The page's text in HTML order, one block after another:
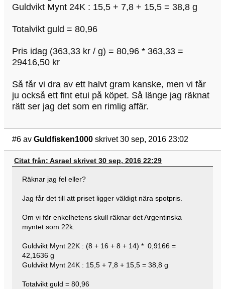
Guldvikt Mynt 24K : 15,5 + 7,8 + 15,5 = 38,8 g
Totalvikt guld = 80,96
Pris idag (363,33 kr / g) = 80,96 * 363,33 =
29416,50 kr
Så får vi dra av ett halvt gram kanske, men vi får
ju också ett fint etui på köpet. Så länge jag räknat
rätt ser jag det som en rimlig affär.
#6 av Guldfisken1000 skrivet 30 sep, 2016 23:02
Citat från: Asrael skrivet 30 sep, 2016 22:29
Räknar jag fel eller?
Jag får det till att priset ligger väldigt nära spotpris.
Om vi för enkelhetens skull räknar det Argentinska
myntet som 22k.
Guldvikt Mynt 22K : (8 + 16 + 8 + 14) * 0,9166 =
42,1636 g
Guldvikt Mynt 24K : 15,5 + 7,8 + 15,5 = 38,8 g
Totalvikt guld = 80,96